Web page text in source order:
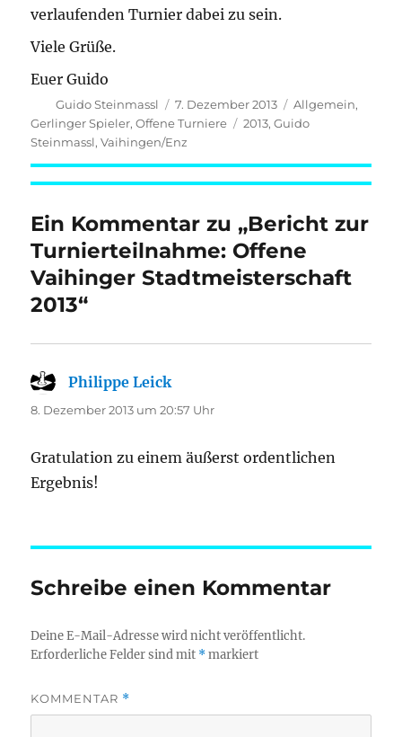
verlaufenden Turnier dabei zu sein.
Viele Grüße.
Euer Guido
Autor
Guido Steinmassl
Veröffentlicht
am
7. Dezember 2013 Kategorien
Allgemein,
Gerlinger Spieler,Offene Turniere Schlagwörter
2013,Guido
Steinmassl,Vaihingen/Enz
Ein Kommentar zu „Bericht zur
Turnierteilnahme: Offene
Vaihinger Stadtmeisterschaft
2013“
Philippe Leicksagt:
8. Dezember 2013 um 20:57 Uhr
Gratulation zu einem äußerst ordentlichen
Ergebnis!
Schreibe einen Kommentar
Deine E-Mail-Adresse wird nicht veröffentlicht.
Erforderliche Felder sind mit *markiert
KOMMENTAR *